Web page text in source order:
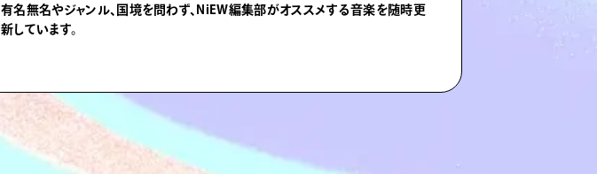
有名無名やジャンル、国境を問わず、NiEW編集部がオススメする音楽を随時更
新しています。